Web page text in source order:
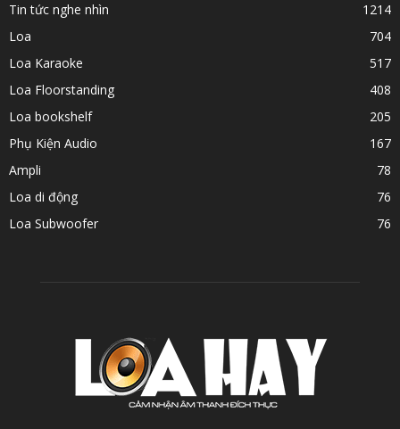
Tin tức nghe nhìn
1214
Loa
704
Loa Karaoke
517
Loa Floorstanding
408
Loa bookshelf
205
Phụ Kiện Audio
167
Ampli
78
Loa di động
76
Loa Subwoofer
76